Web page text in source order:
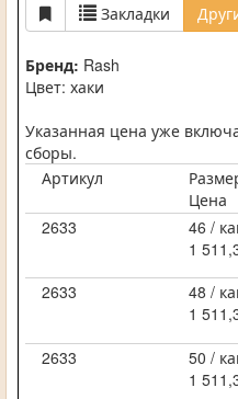
Закладки
Бренд: Rash
Цвет: хаки
Указанная цена уже
сборы.
Артикул
Цена
2633
46 /
1
2633
48 /
1
2633
50 /
1